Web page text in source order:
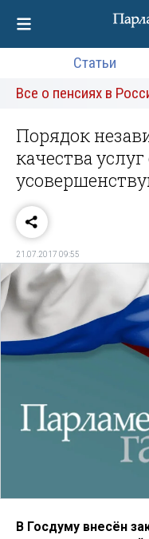
Статьи
Все о пенсиях в
Порядок
качества
21.07.2017 09:55
В Госдуму внесён